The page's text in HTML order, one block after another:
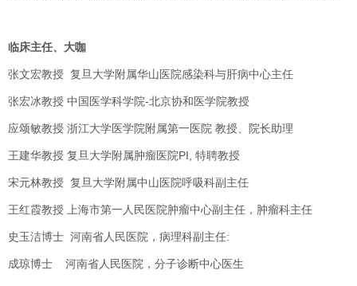
临床主任、大咖
张文宏教授 复旦大学附属华山医院感染科与肝病中心主任
张宏冰教授 中国医学科学院-北京协和医学院教授
应颂敏教授 浙江大学医学院附属第一医院 教授、院长助理
王建华教授 复旦大学附属肿瘤医院PI, 特聘教授
宋元林教授 复旦大学附属中山医院呼吸科副主任
王红霞教授 上海市第一人民医院肿瘤中心副主任，肿瘤科主任
史玉洁博士 河南省人民医院，病理科副主任:
成琼博士 河南省人民医院，分子诊断中心医生